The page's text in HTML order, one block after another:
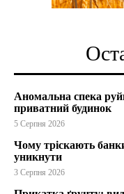
Аномальна спека
приватний будинок
5 Серпня 2026
Чому тріскають
уникнути
3 Серпня 2026